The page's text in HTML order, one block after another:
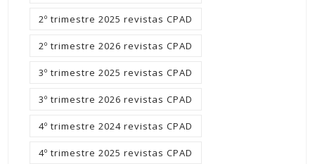
2º trimestre 2025 revistas CPAD
2º trimestre 2026 revistas CPAD
3º trimestre 2025 revistas CPAD
3º trimestre 2026 revistas CPAD
4º trimestre 2024 revistas CPAD
4º trimestre 2025 revistas CPAD